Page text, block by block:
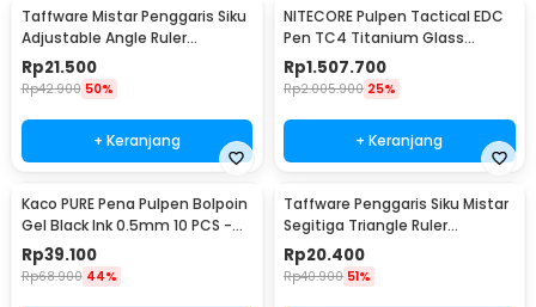
Taffware Mistar Penggaris Siku
Adjustable Angle Ruler
Waterpass 305mm - ZEAST
Rp21.500
Rp42.900 50%
+ Keranjang
NITECORE Pulpen Tactical EDC
Pen TC4 Titanium Glass
Breaker 0.7mm - NTP30
Rp1.507.700
Rp2.005.900 25%
+ Keranjang
Kaco PURE Pena Pulpen Bolpoin
Gel Black Ink 0.5mm 10 PCS -
K1015
Rp39.100
Rp68.900 44%
Taffware Penggaris Siku Mistar
Segitiga Triangle Ruler
Aluminium Alloy - VK18
Rp20.400
Rp40.900 51%